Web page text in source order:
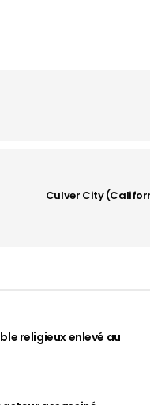
Culver City
religieux enlevé au